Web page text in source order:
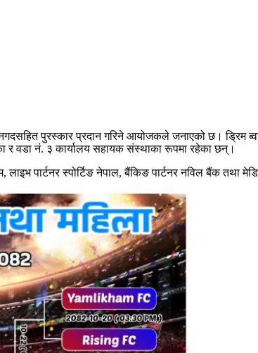
पुरस्कार प्रदान गरिने आयोजकले जनाएको छ। ड्रिम
र वडा नं. ३ कार्यालय सहायक संस्थाका रूपमा रहेका छन्।
लाइभ पार्टनर स्पोर्टिङ नेपाल, बैंकिङ पार्टनर नविल बैंक तथा